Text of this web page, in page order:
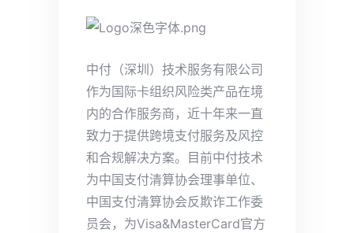
中付（深圳）技术服务有限公司
作为国际卡组织风险类产品在境
内的合作服务商，近十年来一直
致力于提供跨境支付服务及风控
和合规解决方案。目前中付技术
为中国支付清算协会理事单位、
中国支付清算协会反欺诈工作委
员会，为Visa&MasterCard官方